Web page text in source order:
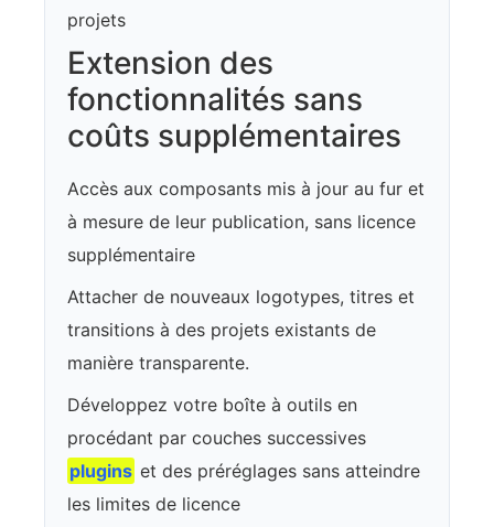
projets
Extension des
fonctionnalités sans
coûts supplémentaires
Accès aux composants mis à jour au fur et
à mesure de leur publication, sans licence
supplémentaire
Attacher de nouveaux logotypes, titres et
transitions à des projets existants de
manière transparente.
Développez votre boîte à outils en
procédant par couches successives
plugins et des préréglages sans atteindre
les limites de licence